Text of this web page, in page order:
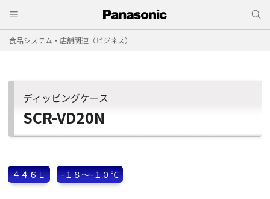
食品システム・店舗関連（ビジネス）
ディッピングケース
SCR-VD20N
４４６Ｌ -１８～-１０℃